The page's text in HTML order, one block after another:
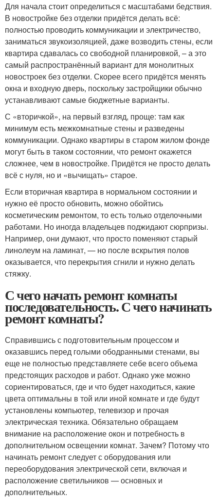
Для начала стоит определиться с масштабами бедствия.
В новостройке без отделки придётся делать всё:
полностью проводить коммуникации и электричество,
заниматься звукоизоляцией, даже возводить стены, если
квартира сдавалась со свободной планировкой, – а это
самый распространённый вариант для монолитных
новостроек без отделки. Скорее всего придётся менять
окна и входную дверь, поскольку застройщики обычно
устанавливают самые бюджетные варианты.
С «вторичкой», на первый взгляд, проще: там как
минимум есть межкомнатные стены и разведены
коммуникации. Однако квартиры в старом жилом фонде
могут быть в таком состоянии, что ремонт окажется
сложнее, чем в новостройке. Придётся не просто делать
всё с нуля, но и «вычищать» старое.
Если вторичная квартира в нормальном состоянии и
нужно её просто обновить, можно обойтись
косметическим ремонтом, то есть только отделочными
работами. Но иногда владельцев поджидают сюрпризы.
Например, они думают, что просто поменяют старый
линолеум на ламинат, — но после вскрытия полов
оказывается, что перекрытия сгнили и нужно делать
стяжку.
С чего начать ремонт комнаты
последовательность. С чего начинать
ремонт комнаты?
Справившись с подготовительным процессом и
оказавшись перед голыми ободранными стенами, вы
еще не полностью представляете себе всего объема
предстоящих расходов и работ. Однако уже можно
сориентироваться, где и что будет находиться, какие
цвета оптимальны в той или иной комнате и где будут
установлены компьютер, телевизор и прочая
электрическая техника. Обязательно обращаем
внимание на расположение окон и потребность в
дополнительном освещении комнат. Зачем? Потому что
начинать ремонт следует с оборудования или
переоборудования электрической сети, включая и
расположение светильников — основных и
дополнительных.